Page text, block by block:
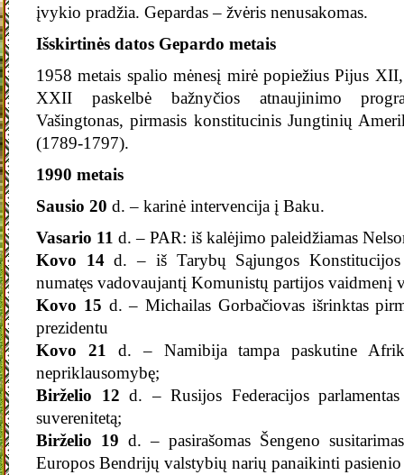
įvykio pradžia. Gepardas – žvėris nenusakomas.
Išskirtinės datos Gepardo metais
1958 metais spalio mėnesį mirė popiežius Pijus
XXII paskelbė bažnyčios atnaujinimo
Vašingtonas, pirmasis konstitucinis Jungtinių
(1789-1797).
1990 metais
Sausio 20 d. – karinė intervencija į Baku.
Vasario 11 d. – PAR: iš kalėjimo paleidžiamas
Kovo 14d. – iš Tarybų Sąjungos Konstitucijos
numatęs vadovaujantį Komunistų partijos vaidmenį
Kovo 15 d. – Michailas Gorbačiovas išrinktas
prezidentu
Kovo 21
d. – Namibija tampa paskutine
nepriklausomybę;
Birželio 12 d. – Rusijos Federacijos
suverenitetą;
Birželio 19 d. – pasirašomas Šengeno
Europos Bendrijų valstybių narių panaikinti